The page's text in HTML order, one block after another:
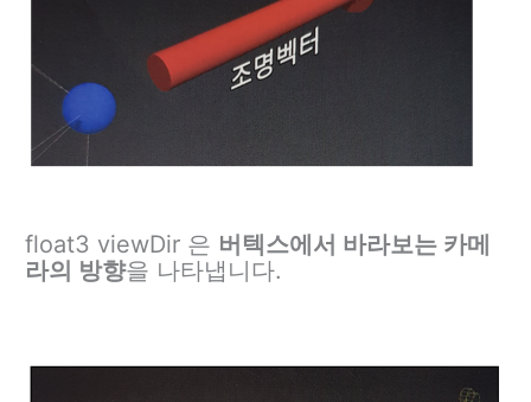
float3 viewDir 은 버텍스에서 바라보는 카메
라의 방향을 나타냅니다.